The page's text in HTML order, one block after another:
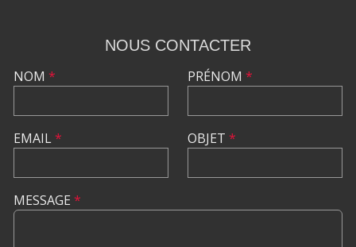
NOUS CONTACTER
NOM *
EMAIL*
PRÉNOM *
OBJET *
MESSAGE *